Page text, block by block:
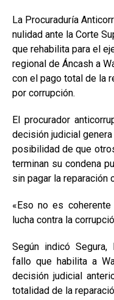
La Procuraduría
nulidad ante la Corte
que rehabilita para el
regional de Áncash a
con el pago total de la
por corrupción.
El procurador
decisión judicial
posibilidad de que
terminan su condena
sin pagar la reparación
«Eso no es
lucha contra la
Según indicó
fallo que habilita a
decisión judicial
totalidad de la